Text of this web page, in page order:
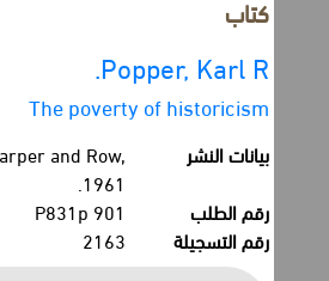
Popper, Karl R.
The poverty of historicism
بيانات النشر
: Harper and Row,
رقم الطلب
رقم التسجيلة
2163